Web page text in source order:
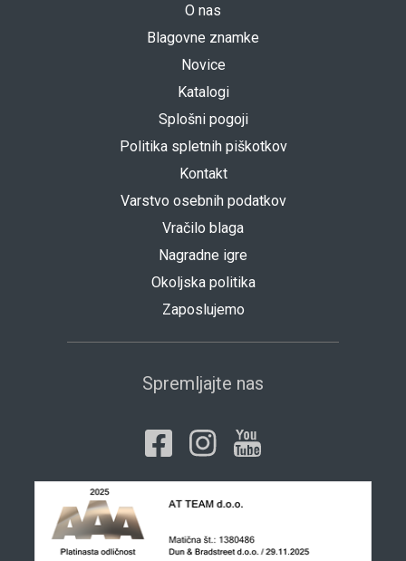
O nas
Blagovne znamke
Novice
Katalogi
Splošni pogoji
Politika spletnih piškotkov
Kontakt
Varstvo osebnih podatkov
Vračilo blaga
Nagradne igre
Okoljska politika
Zaposlujemo
Spremljajte nas